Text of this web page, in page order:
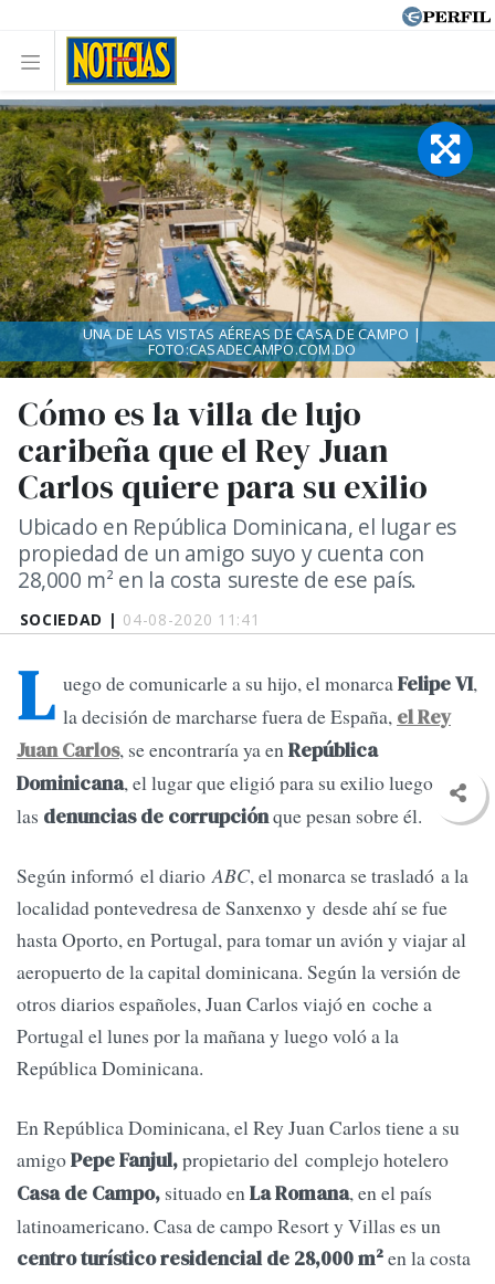
SOCIEDAD | 04-08-2020 11:41
Cómo es la villa de lujo
caribeña que el Rey Juan
Carlos quiere para su exilio
Ubicado en República Dominicana, el lugar es
propiedad de un amigo suyo y cuenta con
28,000 m² en la costa sureste de ese país.
UNA DE LAS VISTAS AÉREAS DE CASA DE CAMPO |
FOTO:CASADECAMPO.COM.DO
L uego de comunicarle a su hijo, el monarcaFelipe VI,
la decisión de marcharse fuera de España, el Rey
Juan Carlos, se encontraría ya enRepública
Dominicana, el lugar que eligió para su exilio luego de
las denuncias de corrupciónque pesan sobre él.
Según informó el diarioABC, el monarca se trasladó a la
localidad pontevedresa de Sanxenxo y desde ahí se fue
hasta Oporto, en Portugal, para tomar un avión y viajar al
aeropuerto de la capital dominicana. Según la versión de
otros diarios españoles, Juan Carlos viajó en coche a
Portugal el lunes por la mañana y luego voló a la
República Dominicana.
En República Dominicana, el Rey Juan Carlos tiene a su
amigoPepe Fanjul,propietario del complejo hotelero
Casa de Campo, situado enLa Romana, en el país
latinoamericano. Casa de campo Resort y Villas es un
centro turístico residencial de 28,000 m²en la costa